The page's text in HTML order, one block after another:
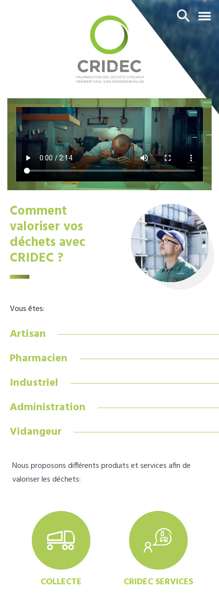
Comment
valoriser vos
déchets avec
CRIDEC ?
Vous êtes:
Artisan
Pharmacien
Industriel
Administration
Vidangeur
Nous proposons différents produits et services afin de
valoriser les déchets:
COLLECTE CRIDEC SERVICES